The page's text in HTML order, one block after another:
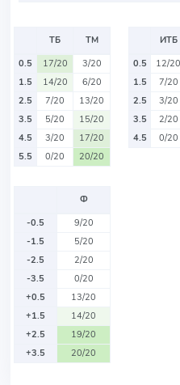
ТБ
ТМ
0.5
17/20
3/20
1.5
14/20
6/20
2.5
7/20
13/20
3.5
5/20
15/20
4.5
3/20
17/20
5.5
0/20 20/20
ИТБ
0.5
12/20
1.5
7/20
2.5
3/20
3.5
2/20
4.5
0/20
Ф
-0.5
9/20
-1.5
5/20
-2.5
2/20
-3.5
0/20
+0.5
13/20
+1.5
14/20
+2.5
19/20
+3.5
20/20